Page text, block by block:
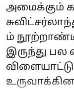
அமைக்கும்
ம்
இருந்து